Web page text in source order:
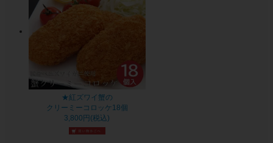
★紅ズワイ蟹の
クリーミーコロッケ18個
3,800円(税込)